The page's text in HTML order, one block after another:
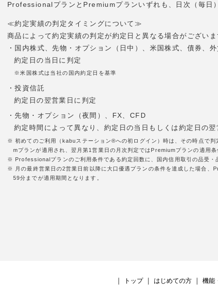
ProfessionalプランとPremiumプランいずれも、日次（毎日
≪約定実績の判定タイミングについて≫
商品によって約定実績の判定が約定日と異なる場合がござい
・国内株式、先物・オプション（日中）、米国株式、債券、
約定日の当日に判定
※米国株式は当社の国内約定日を基準
・投資信託
約定日の翌営業日に判定
・先物・オプション（夜間）、FX、CFD
約定時間によって異なり、約定日の当日もしくは約定日の
※ 初めてのご利用（kabuステーション®への初ログイン）時は、その時点で
mプランが適用され、翌月第1営業日の月次判定ではPremiumプランの適用
※ Professionalプランのご利用条件である約定回数に、国内信用取引の品受
※ 月の最終営業日の2営業日前以降に大口優遇プランの条件を達成した場合
59分までが適用期間となります。
｜ トップ｜ はじめての方 ｜ 機能